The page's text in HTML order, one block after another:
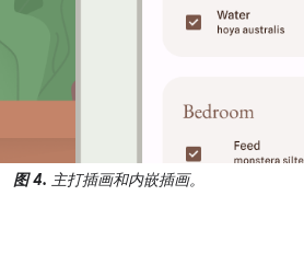
图 4. 主打插画和内嵌插画。